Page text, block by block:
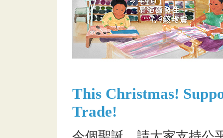
This Christmas!
Trade!